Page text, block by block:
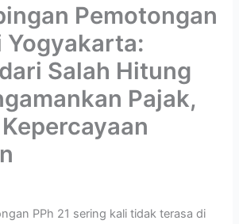
Pemotongan
Yogyakarta:
Salah Hitung
Pajak,
PPh 21 sering kali tidak terasa di